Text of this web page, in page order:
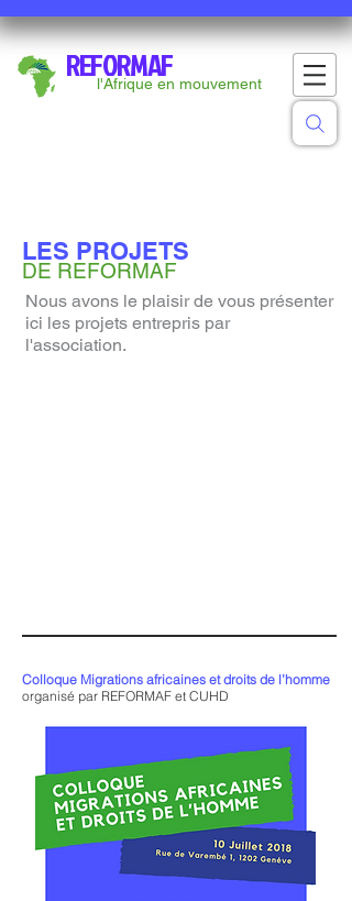
REFORMAF
l'Afrique en mouvement
LES PROJETS
DE REFORMAF
Nous avons le plaisir de vous présenter
ici les projets entrepris par
l'association.
Colloque Migrations africaines et droits de l’homme
organisé par REFORMAF et CUHD